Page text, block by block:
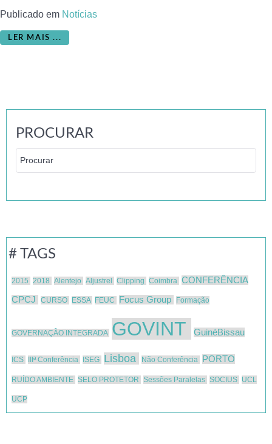
Publicado em Notícias
LER MAIS ...
PROCURAR
# TAGS
2015 2018 Alentejo Aljustrel Clipping Coimbra CONFERÊNCIA
CPCJ
CURSO ESSA FEUC Focus Group Formação
GOVERNAÇÃO INTEGRADA GOVINT GuinéBissau
ICS IIIª Conferência ISEG Lisboa Não Conferência PORTO
RUÍDO AMBIENTE SELO PROTETOR Sessões Paralelas SOCIUS UCL
UCP